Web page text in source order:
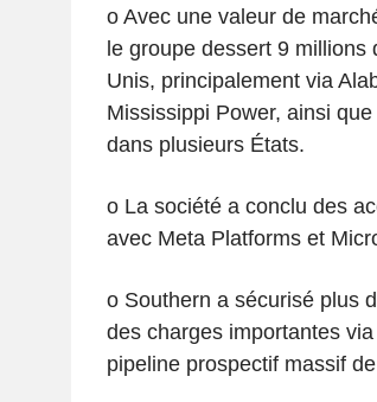
o Avec une valeur de
le groupe dessert 9 millions
Unis, principalement via
Mississippi Power, ainsi
dans plusieurs États.
o La société a conclu des
avec Meta Platforms et
o Southern a sécurisé plus
des charges importantes
pipeline prospectif massif